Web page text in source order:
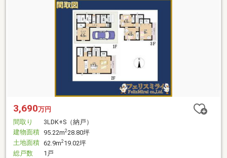
3,690万円
間取り
3LDK+S（納戸）
建物面積 95.22m228.80坪
土地面積 62.9m219.02坪
総戸数
1戸